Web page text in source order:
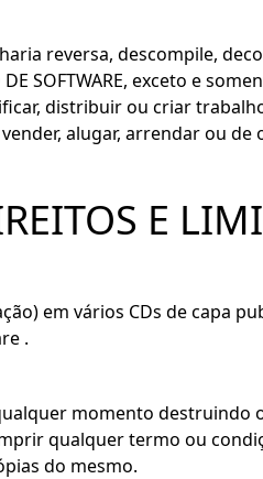
reversa, descompile,
SOFTWARE, exceto e
distribuir ou criar
alugar, arrendar ou de
E
em vários CDs de capa
.
momento destruindo
qualquer termo ou
do mesmo.